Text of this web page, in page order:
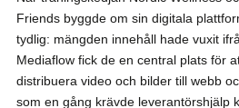
Friends byggde om sin digitala
tydlig: mängden innehåll hade vuxit
Mediaflow fick de en central plats för
distribuera video och bilder till webb
som en gång krävde leverantörshjälp